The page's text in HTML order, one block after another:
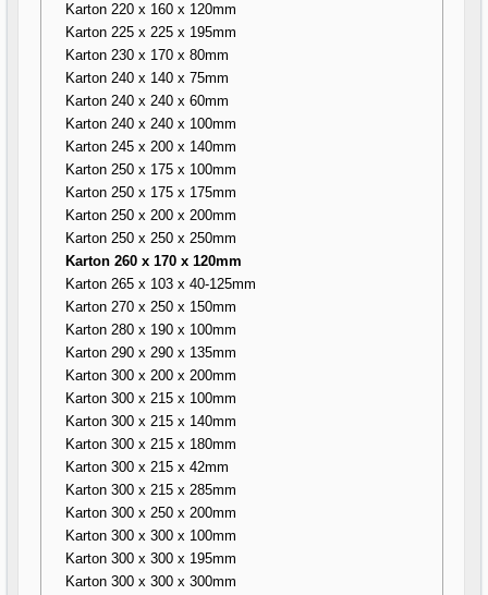
Karton 220 x 160 x 120mm
Karton 225 x 225 x 195mm
Karton 230 x 170 x 80mm
Karton 240 x 140 x 75mm
Karton 240 x 240 x 60mm
Karton 240 x 240 x 100mm
Karton 245 x 200 x 140mm
Karton 250 x 175 x 100mm
Karton 250 x 175 x 175mm
Karton 250 x 200 x 200mm
Karton 250 x 250 x 250mm
Karton 260 x 170 x 120mm
Karton 265 x 103 x 40-125mm
Karton 270 x 250 x 150mm
Karton 280 x 190 x 100mm
Karton 290 x 290 x 135mm
Karton 300 x 200 x 200mm
Karton 300 x 215 x 100mm
Karton 300 x 215 x 140mm
Karton 300 x 215 x 180mm
Karton 300 x 215 x 42mm
Karton 300 x 215 x 285mm
Karton 300 x 250 x 200mm
Karton 300 x 300 x 100mm
Karton 300 x 300 x 195mm
Karton 300 x 300 x 300mm